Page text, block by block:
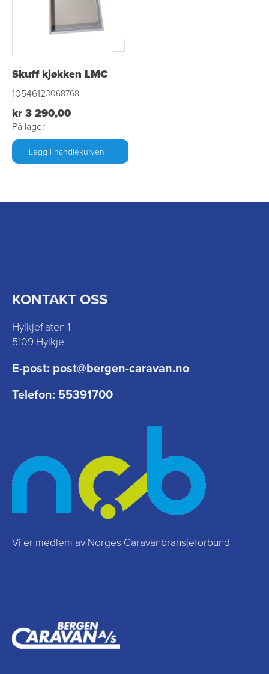
Skuff kjøkken LMC
10546123068768
kr 3 290,00
På lager
Legg i handlekurven
KONTAKT OSS
Hylkjeflaten 1
5109 Hylkje
E-post: post@bergen-caravan.no
Telefon: 55391700
Vi er medlem av Norges Caravanbransjeforbund